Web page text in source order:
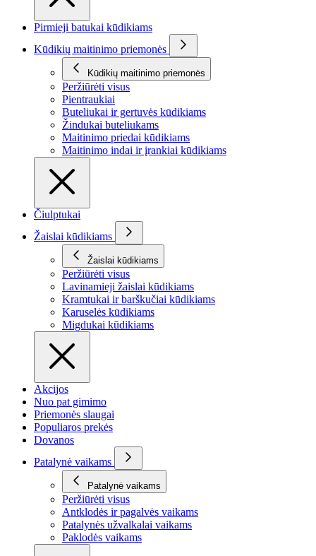
Pirmieji batukai kūdikiams
Kūdikių maitinimo priemonės
Kūdikių maitinimo priemonės
Peržiūrėti visus
Pientraukiai
Buteliukai ir gertuvės kūdikiams
Žindukai buteliukams
Maitinimo priedai kūdikiams
Maitinimo indai ir įrankiai kūdikiams
Čiulptukai
Žaislai kūdikiams
Žaislai kūdikiams
Peržiūrėti visus
Lavinamieji žaislai kūdikiams
Kramtukai ir barškučiai kūdikiams
Karuselės kūdikiams
Migdukai kūdikiams
Akcijos
Nuo pat gimimo
Priemonės slaugai
Populiaros prekės
Dovanos
Patalynė vaikams
Patalynė vaikams
Peržiūrėti visus
Antklodės ir pagalvės vaikams
Patalynės užvalkalai vaikams
Paklodės vaikams